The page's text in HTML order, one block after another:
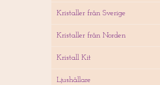
Kristaller från Sverige
Kristaller från Norden
Kristall Kit
Ljushållare